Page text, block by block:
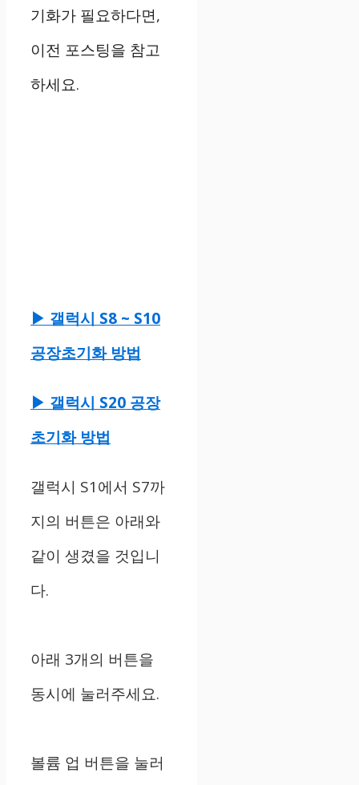
기화가 필요하다면,
이전 포스팅을 참고
하세요.
▶ 갤럭시 S8 ~ S10
공장초기화 방법
▶ 갤럭시 S20 공장
초기화 방법
갤럭시 S1에서 S7까
지의 버튼은 아래와
같이 생겼을 것입니
다.
아래 3개의 버튼을
동시에 눌러주세요.
볼륨 업 버튼을 눌러